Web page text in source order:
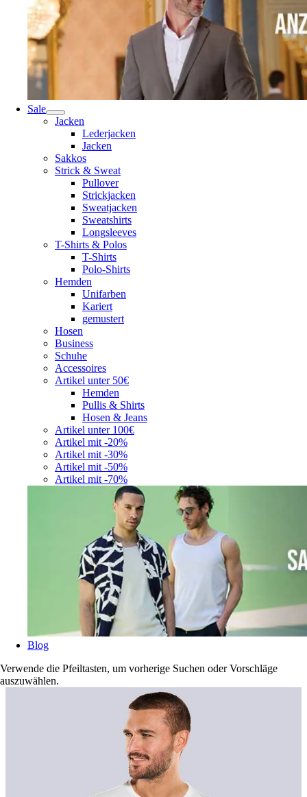
Sale
Jacken
Lederjacken
Jacken
Sakkos
Strick & Sweat
Pullover
Strickjacken
Sweatjacken
Sweatshirts
Longsleeves
T-Shirts & Polos
T-Shirts
Polo-Shirts
Hemden
Unifarben
Kariert
gemustert
Hosen
Business
Schuhe
Accessoires
Artikel unter 50€
Hemden
Pullis & Shirts
Hosen & Jeans
Artikel unter 100€
Artikel mit -20%
Artikel mit -30%
Artikel mit -50%
Artikel mit -70%
Blog
Verwende die Pfeiltasten, um vorherige Suchen oder Vorschläge
auszuwählen.